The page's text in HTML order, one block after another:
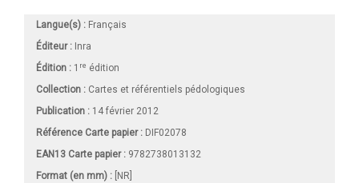
Langue(s) : Français
Éditeur : Inra
Édition : 1 re édition
Collection : Cartes et référentiels pédologiques
Publication : 14 février 2012
Référence Carte papier : DIF02078
EAN13 Carte papier : 9782738013132
Format (en mm) : [NR]